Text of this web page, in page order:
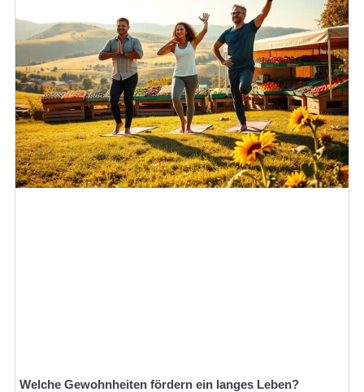
Welche Gewohnheiten fördern ein langes Leben?